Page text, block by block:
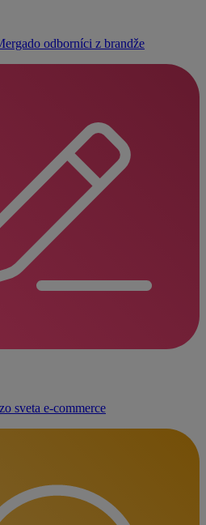
odborníci z brandže
sveta e‑commerce